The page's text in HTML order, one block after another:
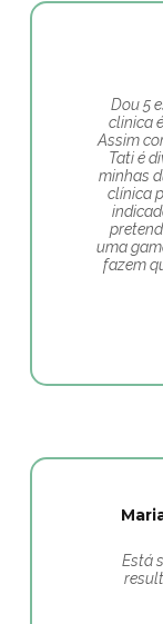
Dou 5
clinica
Assim
Tati é
minhas
clínica
uma
fazem
Está